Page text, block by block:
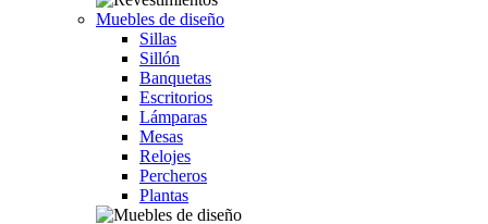
Muebles de diseño
Sillas
Sillón
Banquetas
Escritorios
Lámparas
Mesas
Relojes
Percheros
Plantas